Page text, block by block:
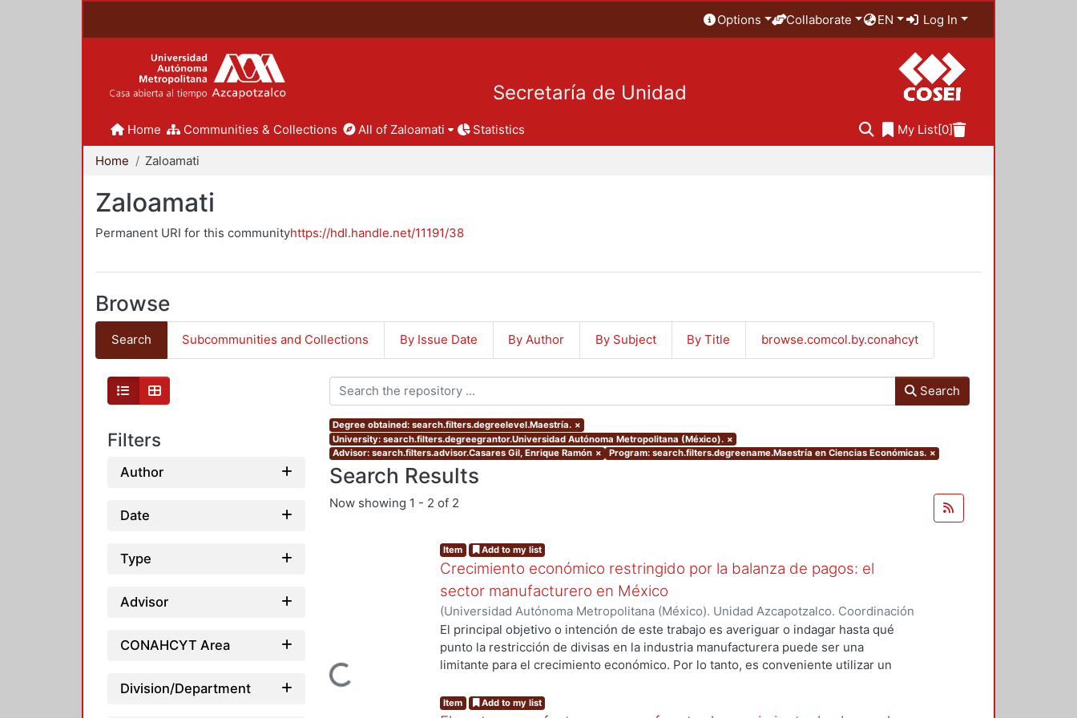
Options Collaborate EN Log In
Secretaría de Unidad
Home Communities & Collections All of Zaloamati Statistics My List[0]
Home Zaloamati
Zaloamati
Permanent URI for this communityhttps://hdl.handle.net/11191/38
Browse
Search Subcommunities and Collections By Issue Date By Author By Subject By Title browse.comcol.by.conahcyt
Filters
Author
Date
Type
Advisor
CONAHCYT Area
Division/Department
Search
Degree obtained: search.filters.degreelevel.Maestría. ×
University: search.filters.degreegrantor.Universidad Autónoma Metropolitana (México). ×
Advisor: search.filters.advisor.Casares Gil, Enrique Ramón × Program: search.filters.degreename.Maestría en Ciencias Económicas. ×
Search Results
Now showing 1 - 2 of 2
Loading...
Item Add to my list
Crecimiento económico restringido por la balanza de pagos: el
sector manufacturero en México
(Universidad Autónoma Metropolitana (México). Unidad Azcapotzalco. Coordinación
de Servicios de Información.,2016 )Cisneros Ortiz, Carlos Alberto
El principal objetivo o intención de este trabajo es averiguar o indagar hasta qué
punto la restricción de divisas en la industria manufacturera puede ser una
limitante para el crecimiento económico. Por lo tanto, es conveniente utilizar un
Para explicar dicha problemática se utilizará la teoría thirlwalliana del crecimiento
Item Add to my list